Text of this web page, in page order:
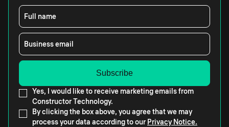
Full name
Business email
Yes, I would like to receive marketing emails from
Constructor Technology.
By clicking the box above, you agree that we may
process your data according to our Privacy Notice.